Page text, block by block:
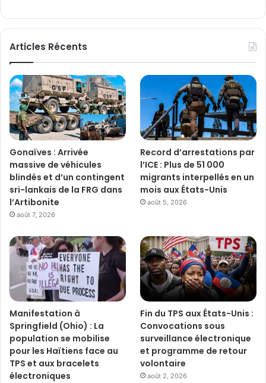
Articles Récents
Gonaïves : Arrivée
massive de véhicules
blindés et d’un contingent
sri-lankais de la FRG dans
l’Artibonite
août 7, 2026
Record d’arrestations par
l’ICE : Plus de 51 000
migrants interpellés en un
mois aux États-Unis
août 5, 2026
Manifestation à
Springfield (Ohio) : La
population se mobilise
pour les Haïtiens face au
TPS et aux bracelets
électroniques
Fin du TPS aux États-Unis :
Convocations sous
surveillance électronique
et programme de retour
volontaire
août 2, 2026